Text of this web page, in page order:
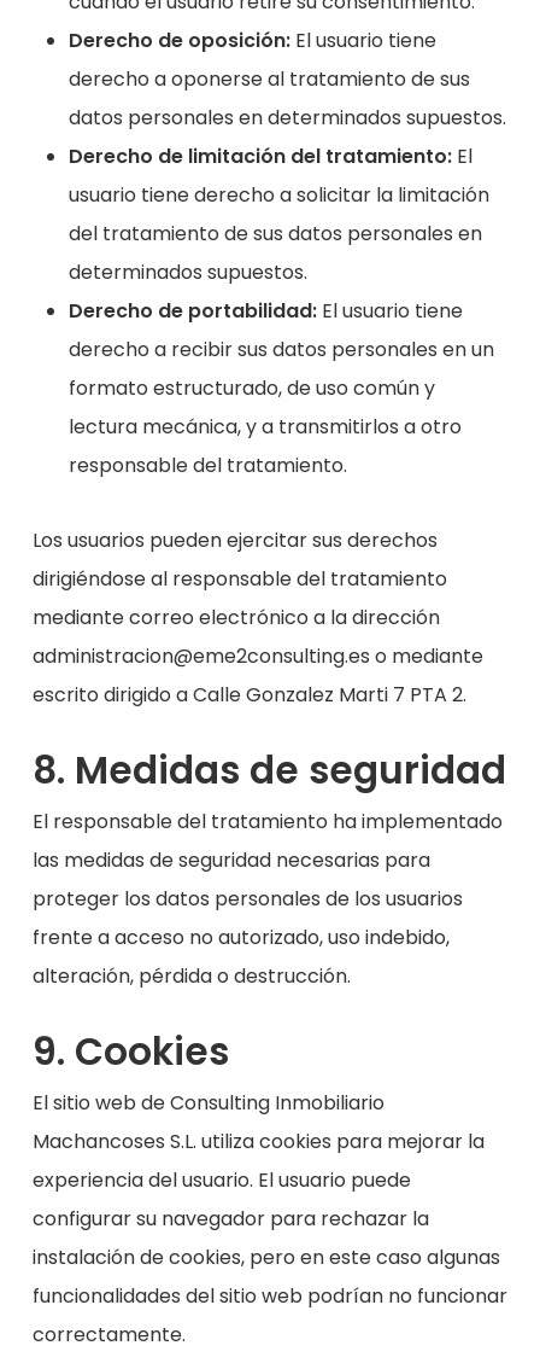
Derecho de oposición:El usuario tiene
derecho a oponerse al tratamiento de sus
datos personales en determinados supuestos.
Derecho de limitación del tratamiento:El
usuario tiene derecho a solicitar la limitación
del tratamiento de sus datos personales en
determinados supuestos.
Derecho de portabilidad:El usuario tiene
derecho a recibir sus datos personales en un
formato estructurado, de uso común y
lectura mecánica, y a transmitirlos a otro
responsabledel tratamiento.
Los usuarios pueden ejercitar sus derechos
dirigiéndose al responsable del tratamiento
mediante correo electrónico a la dirección
administracion@eme2consulting.es o mediante
escrito dirigido a Calle Gonzalez Marti 7 PTA 2.
8. Medidas de seguridad
El responsable del tratamiento ha implementado
las medidas de seguridad necesarias para
proteger los datos personales de los usuarios
frente a acceso no autorizado, uso indebido,
alteración, pérdida o destrucción.
9. Cookies
El sitio web de Consulting Inmobiliario
Machancoses S.L. utiliza cookies para mejorar la
experiencia del usuario. El usuario puede
configurar su navegador para rechazar la
instalación de cookies, pero en este caso algunas
funcionalidades del sitio web podrían no funcionar
correctamente.